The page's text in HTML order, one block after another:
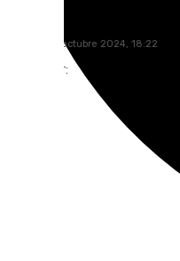
martes, 29 octubre 2024, 18:22
Compartir: